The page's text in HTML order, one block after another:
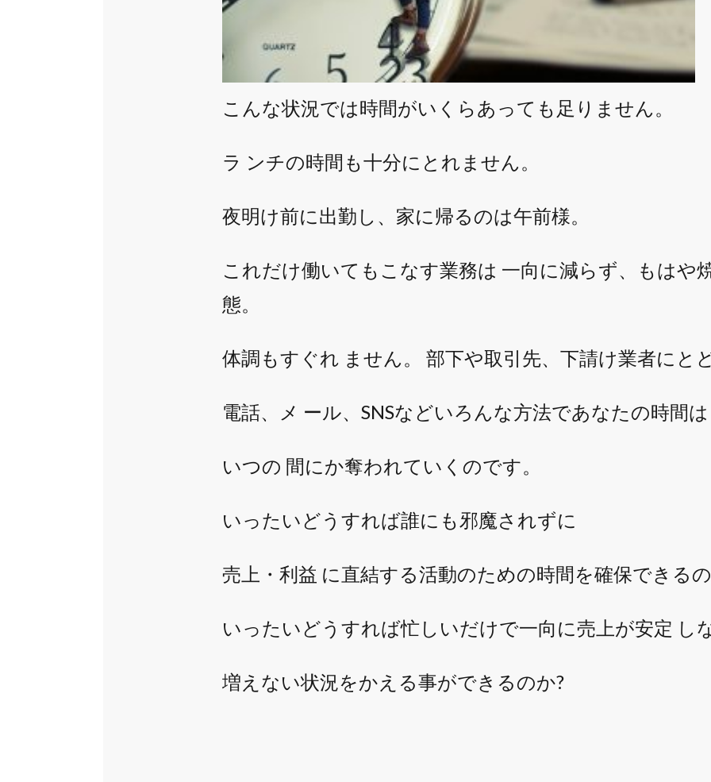
こんな状況では時間がいくらあっても足りません。
ラ ンチの時間も十分にとれません。
夜明け前に出勤し、 家に帰るのは午前様。
これだけ働いてもこなす業務は 一向に減らず、
もはや
態。
体調もすぐれ ません。 部下や取引先、下請け業者にと
電話、メ ール、SNSなどいろんな方法であなたの時間は
いつの 間にか奪われていくのです。
いったいどうすれば誰にも邪魔されずに
売上・利益 に直結する活動のための時間を確保できる
いったいどうすれば忙しいだけで一向に売上が安定 しな
増えない状況をかえる事ができるのか?